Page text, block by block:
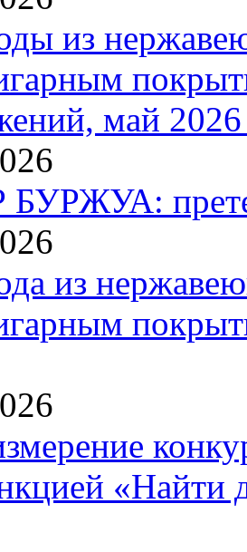
из
май 2026
из
«Найти